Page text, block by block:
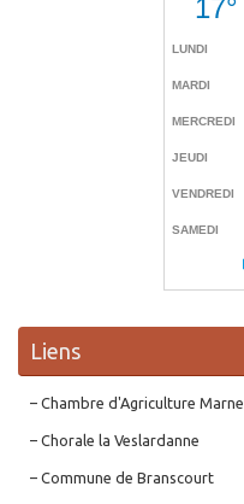
Liens
– Chambre d'Agriculture Marne
– Chorale la Veslardanne
– Commune de Branscourt